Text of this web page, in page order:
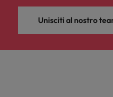
Unisciti al nostro